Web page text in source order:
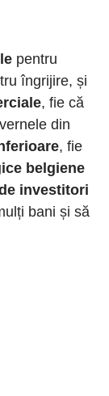
pentru
îngrijire, și
, fie că
din
, fie
belgiene
investitori
bani și să